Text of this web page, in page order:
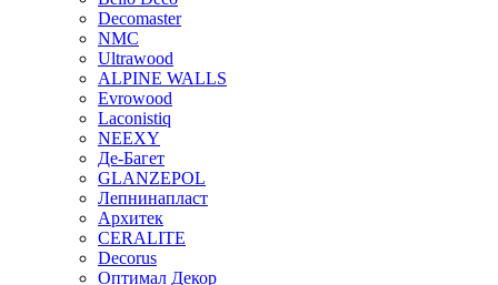
Decomaster
NMС
Ultrawood
ALPINE WALLS
Evrowood
Laconistiq
NEEXY
Де-Багет
GLANZEPOL
Лепнинапласт
Архитек
CERALITE
Decorus
Оптимал Декор